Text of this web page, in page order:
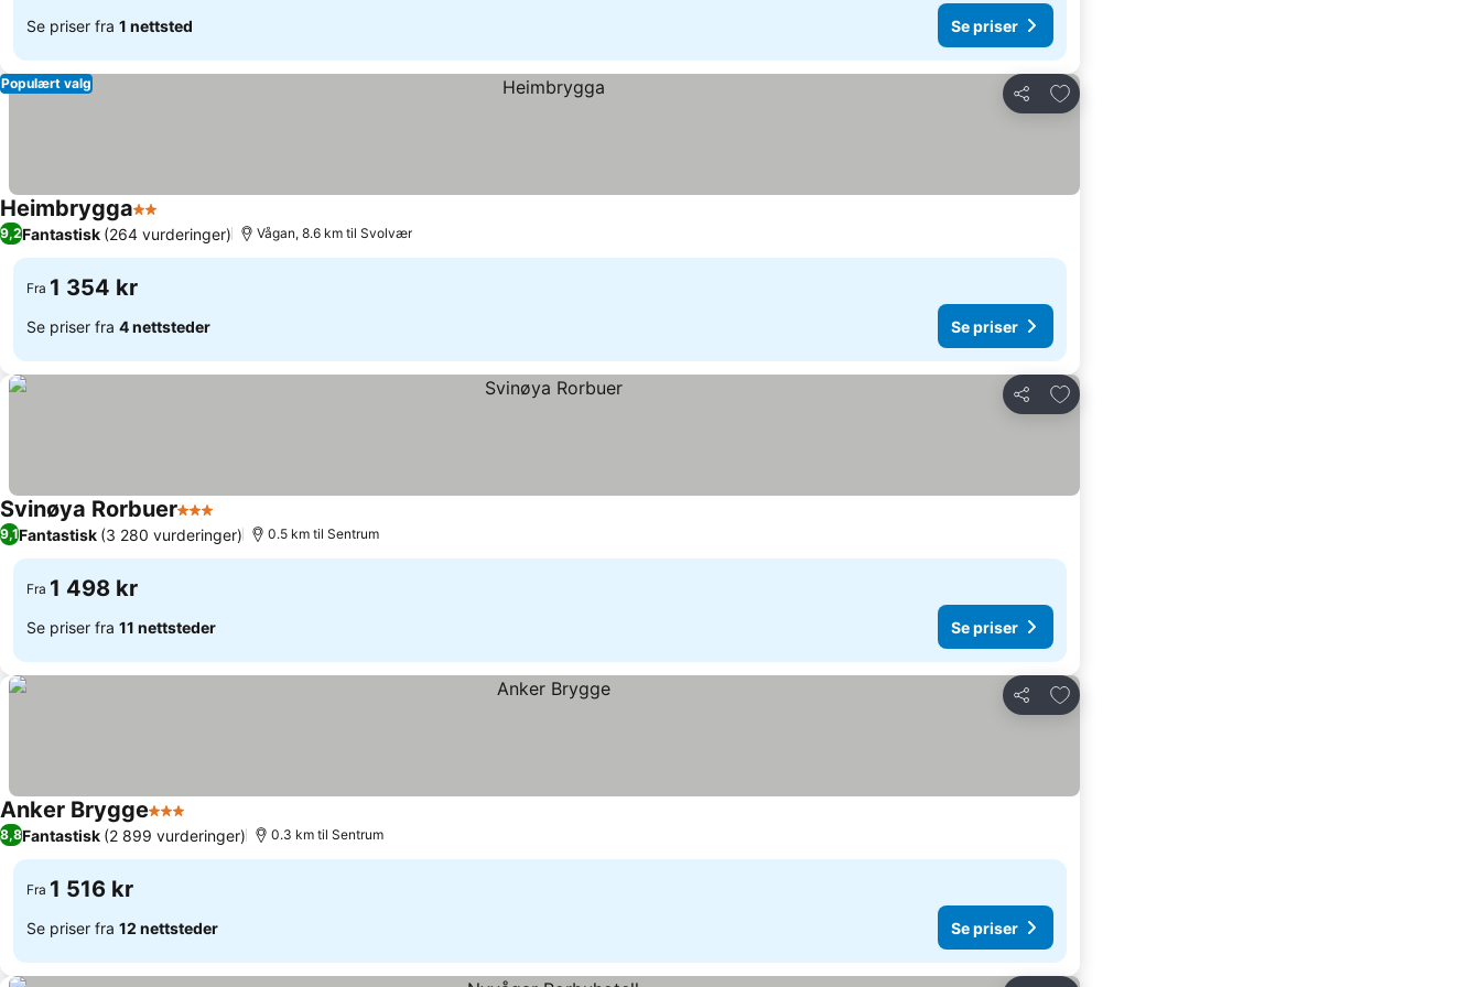
Se priser fra 1 nettsted Se priser
Del
Legg til i favoritter
Populært valg
Heimbrygga2 Stjerner
9,2Fantastisk (264 vurderinger) Vågan, 8.6 km til Svolvær
Fra 1 354 kr
Se priser fra 4 nettsteder Se priser
Del
Legg til i favoritter
Svinøya Rorbuer3 Stjerner
Se priser
9,1Fantastisk (3 280 vurderinger) 0.5 km til Sentrum
Fra 1 498 kr
Se priser fra 11 nettsteder Se priser
Del
Legg til i favoritter
Anker Brygge3 StjernerSe priser
8,8Fantastisk (2 899 vurderinger) 0.3 km til Sentrum
Fra 1 516 kr
Se priser fra 12 nettsteder Se priser